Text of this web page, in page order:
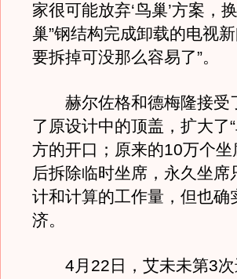
家很可能放弃‘鸟巢’方案，
巢”钢结构完成卸载的电视
要拆掉可没那么容易了”。
赫尔佐格和德梅隆接受
了原设计中的顶盖，扩大了
方的开口；原来的10万个
后拆除临时坐席，永久坐
计和计算的工作量，但也确
济。
4月22日，艾未未第3次